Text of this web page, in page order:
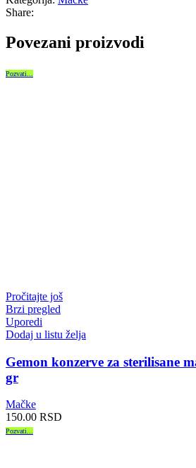
Share:
Povezani proizvodi
Pozvati...
Pročitajte još
Brzi pregled
Uporedi
Dodaj u listu želja
Gemon konzerve za sterilisane
gr
Mačke
150.00 RSD
Pozvati...